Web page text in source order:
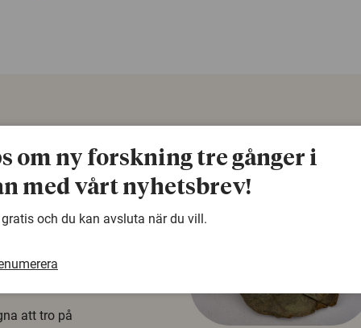
rysk
att tro på
om ny forskning tre gånger i
med vårt nyhetsbrev!
gratis och du kan avsluta när du vill.